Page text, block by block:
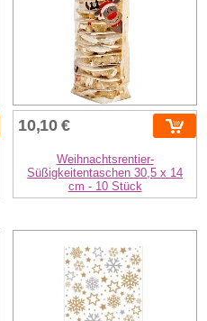
10,10 €
Weihnachtsrentier-
Süßigkeitentaschen 30,5 x 14
cm - 10 Stück